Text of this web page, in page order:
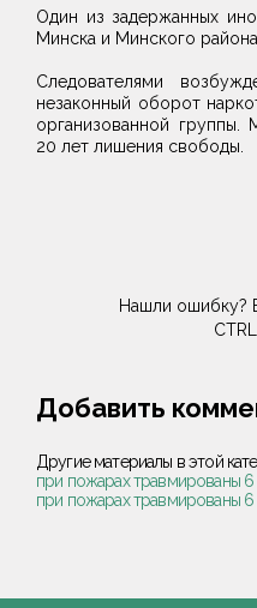
Один из задержанных
Минска и Минского
Следователями
незаконный оборот
организованной группы.
20 лет лишения свободы.
Нашли ошибку?
Добавить
Другие материалы в этой
при пожарах травмированы 6
при пожарах травмированы 6